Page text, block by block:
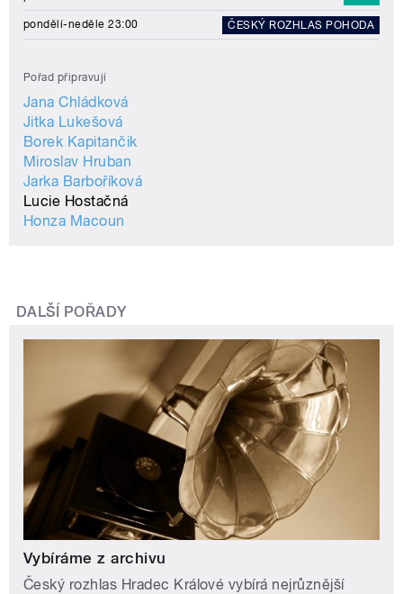
pondělí-neděle 23:00 ČESKÝ ROZHLAS POHODA
Pořad připravují
Jana Chládková
Jitka Lukešová
Borek Kapitančik
Miroslav Hruban
Jarka Barboříková
Lucie Hostačná
Honza Macoun
DALŠÍ POŘADY
Vybíráme z archivu
Český rozhlas Hradec Králové vybírá nejrůznější